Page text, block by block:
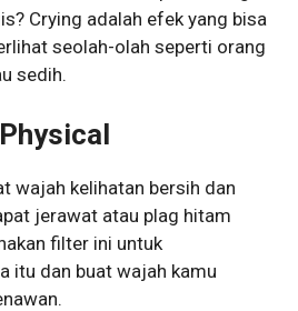
Crying adalah efek yang bisa
seolah-olah seperti orang
sedih.
wajah kelihatan bersih dan
jerawat atau plag hitam
filter ini untuk
itu dan buat wajah kamu